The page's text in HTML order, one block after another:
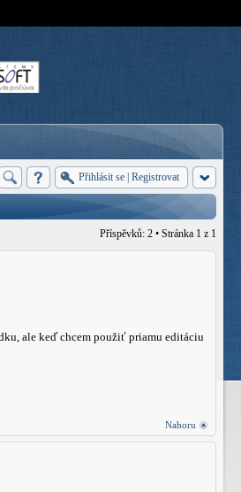
Přihlásit se Registrovat
Příspěvků: 2 • Stránka 1 z 1
ale keď chcem použiť priamu editáciu
Nahoru